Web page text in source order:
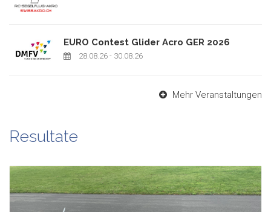
EURO Contest Glider Acro GER 2026
28.08.26 - 30.08.26
Mehr Veranstaltungen
Resultate